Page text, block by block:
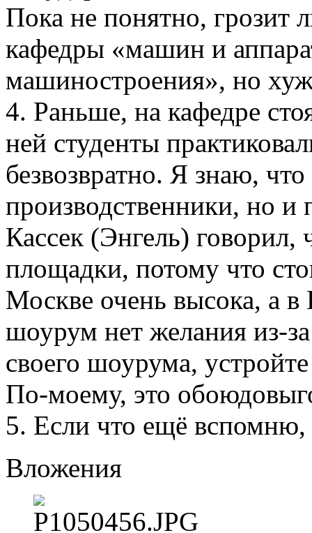
Пока не понятно, грозит
кафедры «машин и
машиностроения», но
4. Раньше, на кафедре
ней студенты
безвозвратно. Я знаю,
производственники, но
Кассек (Энгель) говорил,
площадки, потому что
Москве очень высока, а в
шоурум нет желания из-
своего шоурума,
По-моему, это
5. Если что ещё
Вложения